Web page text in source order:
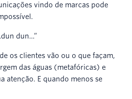
vindo de marcas pode
dun…”
os clientes vão ou o que façam,
das águas (metafóricas) e
atenção. E quando menos se